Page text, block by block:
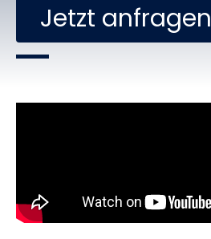
Jetzt anfragen